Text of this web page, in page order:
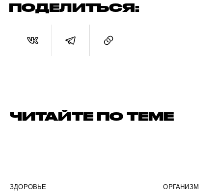
ПОДЕЛИТЬСЯ:
ЧИТАЙТЕ ПО ТЕМЕ
ЗДОРОВЬЕ ОРГАНИЗМ